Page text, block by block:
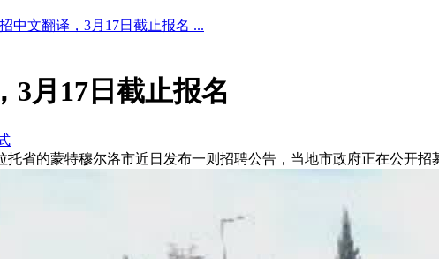
中文翻译，3月17日截止报名 ...
3月17日截止报名
托省的蒙特穆尔洛市近日发布一则招聘公告，当地市政府正在公开